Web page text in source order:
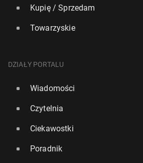
Kupię / Sprzedam
Towarzyskie
DZIAŁY PORTALU
Wiadomości
Czytelnia
Ciekawostki
Poradnik